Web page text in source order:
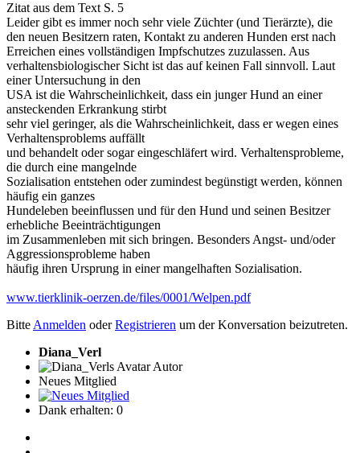
Zitat aus dem Text S. 5
Leider gibt es immer noch sehr viele Züchter (und Tierärzte), die
den neuen Besitzern raten, Kontakt zu anderen Hunden erst nach
Erreichen eines vollständigen Impfschutzes zuzulassen. Aus
verhaltensbiologischer Sicht ist das auf keinen Fall sinnvoll. Laut
einer Untersuchung in den
USA ist die Wahrscheinlichkeit, dass ein junger Hund an einer
ansteckenden Erkrankung stirbt
sehr viel geringer, als die Wahrscheinlichkeit, dass er wegen eines
Verhaltensproblems auffällt
und behandelt oder sogar eingeschläfert wird. Verhaltensprobleme,
die durch eine mangelnde
Sozialisation entstehen oder zumindest begünstigt werden, können
häufig ein ganzes
Hundeleben beeinflussen und für den Hund und seinen Besitzer
erhebliche Beeinträchtigungen
im Zusammenleben mit sich bringen. Besonders Angst- und/oder
Aggressionsprobleme haben
häufig ihren Ursprung in einer mangelhaften Sozialisation.
www.tierklinik-oerzen.de/files/0001/Welpen.pdf
BitteAnmelden oderRegistrieren um der Konversation beizutreten.
Diana_Verl
Autor
Neues Mitglied
Dank erhalten: 0